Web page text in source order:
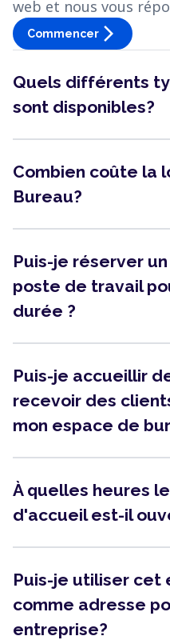
web et nous vous
Commencer arrow_forward_ios
Quels différents
sont disponibles?
Combien coûte la
Bureau?
Puis-je réserver
poste de travail
durée ?
Puis-je accueillir
recevoir des
mon espace de
À quelles heures
d'accueil est-il
Puis-je utiliser cet
comme adresse
entreprise?